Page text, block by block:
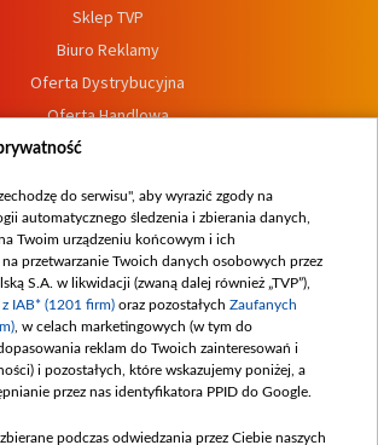
Sklep TVP
Biuro Reklamy
Oferta Dystrybucyjna
Oferta Handlowa
Dostępność
zgłoszeń wewnętrznych
do serwisu", aby wyrazić zgody na
automatycznego śledzenia i zbierania danych,
Twoim urządzeniu końcowym i ich
przetwarzanie Twoich danych osobowych przez
S.A. w likwidacji (zwaną dalej również „TVP”),
IAB* (1201 firm) oraz pozostałych Zaufanych
, w celach marketingowych (w tym do
reklam do Twoich zainteresowań i
i pozostałych, które wskazujemy poniżej, a
przez nas identyfikatora PPID do Google.
podczas odwiedzania przez Ciebie naszych